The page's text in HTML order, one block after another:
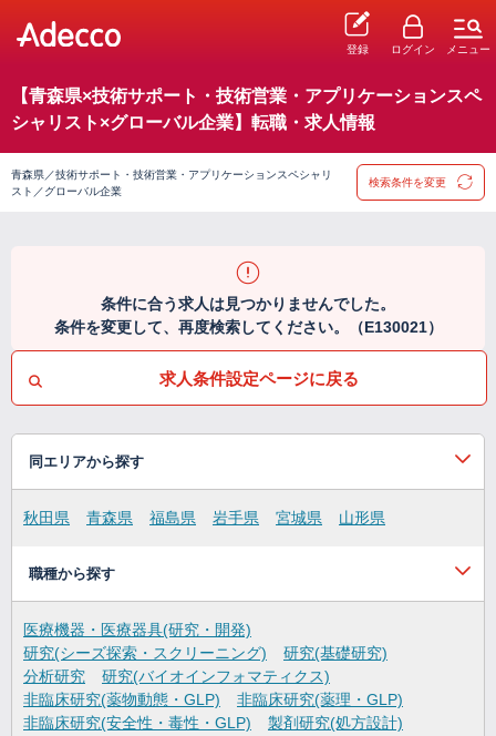
登録 ログイン メニュー
【青森県×技術サポート・技術営業・アプリケーションスペ
シャリスト×グローバル企業】転職・求人情報
青森県／技術サポート・技術営業・アプリケーションスペシャリ
スト／グローバル企業
検索条件を変更
条件に合う求人は見つかりませんでした。
条件を変更して、再度検索してください。（E130021）
求人条件設定ページに戻る
同エリアから探す
秋田県 青森県 福島県 岩手県 宮城県 山形県
職種から探す
医療機器・医療器具(研究・開発)
研究(シーズ探索・スクリーニング)
研究(基礎研究)
分析研究
研究(バイオインフォマティクス)
非臨床研究(薬物動態・GLP)
非臨床研究(薬理・GLP)
非臨床研究(安全性・毒性・GLP)
製剤研究(処方設計)